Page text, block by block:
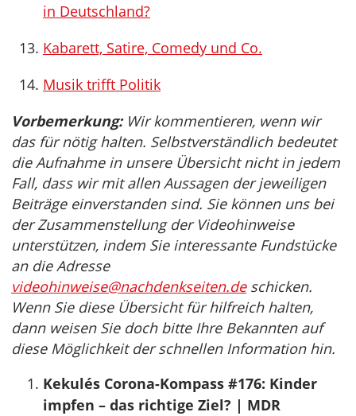
in Deutschland?
Kabarett, Satire, Comedy und Co.
Musik trifft Politik
Vorbemerkung:Wir kommentieren, wenn wir
das für nötig halten. Selbstverständlich bedeutet
die Aufnahme in unsere Übersicht nicht in jedem
Fall, dass wir mit allen Aussagen der jeweiligen
Beiträge einverstanden sind. Sie können uns bei
der Zusammenstellung der Videohinweise
unterstützen, indem Sie interessante Fundstücke
an die Adresse
videohinweise@nachdenkseiten.deschicken.
Wenn Sie diese Übersicht für hilfreich halten,
dann weisen Sie doch bitte Ihre Bekannten auf
diese Möglichkeit der schnellen Information hin.
Kekulés Corona-Kompass #176: Kinder
impfen – das richtige Ziel? | MDR